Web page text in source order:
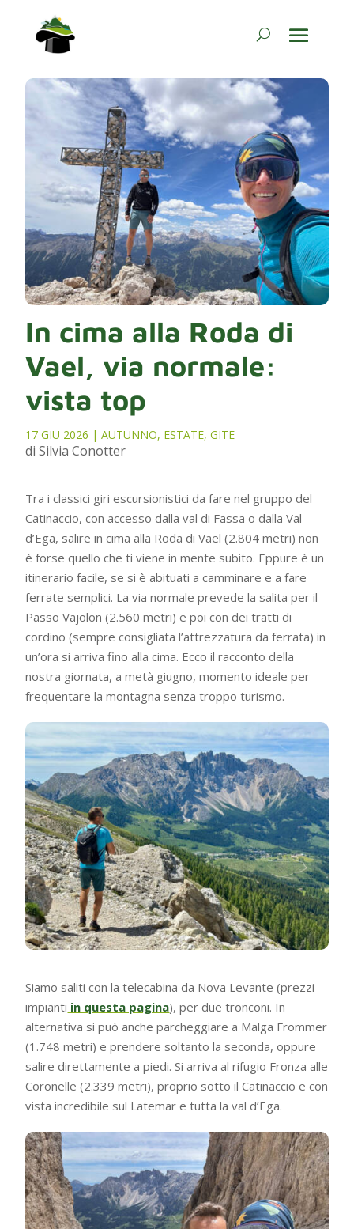
In cima alla Roda di
Vael, via normale:
vista top
17 GIU 2026 |AUTUNNO, ESTATE,GITE
di Silvia Conotter
Tra i classici giri escursionistici da fare nel gruppo del
Catinaccio, con accesso dalla val di Fassa o dalla Val
d’Ega, salire in cima alla Roda di Vael (2.804 metri) non
è forse quello che ti viene in mente subito. Eppure è un
itinerario facile, se si è abituati a camminare e a fare
ferrate semplici. La via normale prevede la salita per il
Passo Vajolon (2.560 metri) e poi con dei tratti di
cordino (sempre consigliata l’attrezzatura da ferrata) in
un’ora si arriva fino alla cima. Ecco il racconto della
nostra giornata, a metà giugno, momento ideale per
frequentare la montagna senza troppo turismo.
Siamo saliti con la telecabina da Nova Levante (prezzi
impianti in questa pagina), per due tronconi. In
alternativa si può anche parcheggiare a Malga Frommer
(1.748 metri) e prendere soltanto la seconda, oppure
salire direttamente a piedi. Si arriva al rifugio Fronza alle
Coronelle (2.339 metri), proprio sotto il Catinaccio e con
vista incredibile sul Latemar e tutta la val d’Ega.